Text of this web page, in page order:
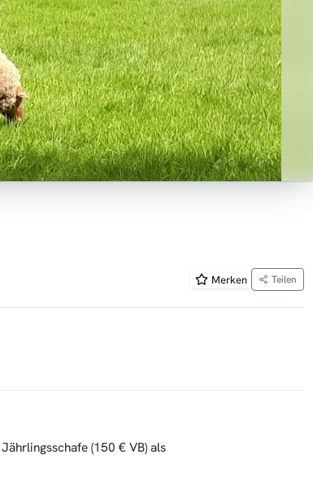
Merken Teilen
(150 € VB) als